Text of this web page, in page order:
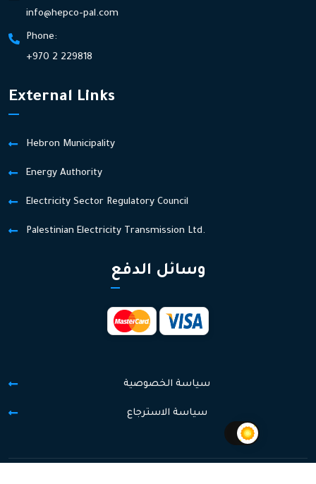
info@hepco-pal.com
Phone:
+970 2 229818
External Links
Hebron Municipality
Energy Authority
Electricity Sector Regulatory Council
Palestinian Electricity Transmission Ltd.
وسائل الدفع
سياسة الخصوصية
سياسة الاسترجاع